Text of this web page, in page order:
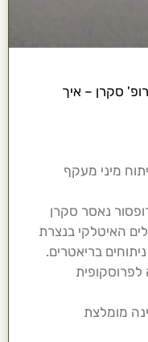
סקרן – איך
מיני מעקף
נאסר סקרן
האיטלקי בנצרת
בריאטרים.
מומלצת